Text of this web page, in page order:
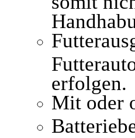
erfolgen.
Mit oder